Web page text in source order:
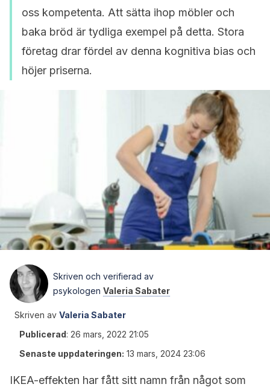
oss kompetenta. Att sätta ihop möbler och
baka bröd är tydliga exempel på detta. Stora
företag drar fördel av denna kognitiva bias och
höjer priserna.
Skriven och verifierad av
psykologen Valeria Sabater
Skriven av Valeria Sabater
Publicerad: 26 mars, 2022 21:05
Senaste uppdateringen: 13 mars, 2024 23:06
IKEA-effekten har fått sitt namn från något som